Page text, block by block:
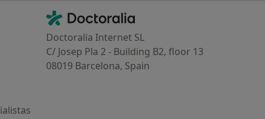
Contacto
Doctoralia - Página de inicio
Doctoralia Internet SL
C/ Josep Pla 2 - Building B2, floor 13
08019 Barcelona, Spain